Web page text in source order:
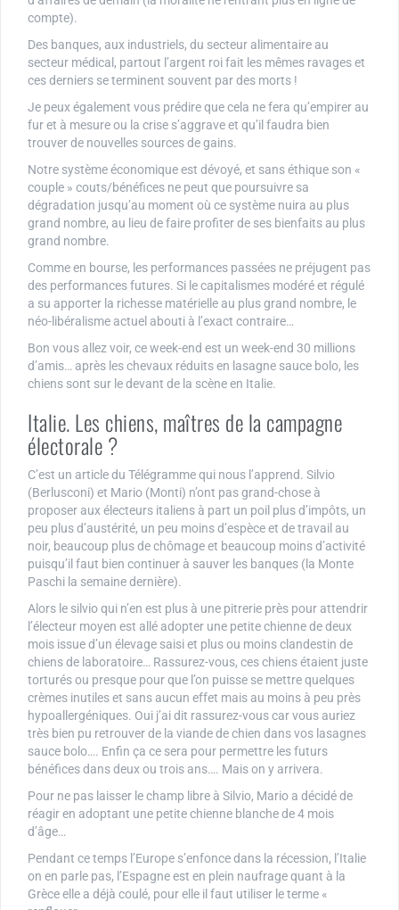
compte).
Des banques, aux industriels, du secteur alimentaire au
secteur médical, partout l’argent roi fait les mêmes ravages et
ces derniers se terminent souvent par des morts !
Je peux également vous prédire que cela ne fera qu’empirer au
fur et à mesure ou la crise s’aggrave et qu’il faudra bien
trouver de nouvelles sources de gains.
Notre système économique est dévoyé, et sans éthique son «
couple » couts/bénéfices ne peut que poursuivre sa
dégradation jusqu’au moment où ce système nuira au plus
grand nombre, au lieu de faire profiter de ses bienfaits au plus
grand nombre.
Comme en bourse, les performances passées ne préjugent pas
des performances futures. Si le capitalismes modéré et régulé
a su apporter la richesse matérielle au plus grand nombre, le
néo-libéralisme actuel abouti à l’exact contraire…
Bon vous allez voir, ce week-end est un week-end 30 millions
d’amis… après les chevaux réduits en lasagne sauce bolo, les
chiens sont sur le devant de la scène en Italie.
Italie. Les chiens, maîtres de la campagne
électorale ?
C’est un article du Télégramme qui nous l’apprend. Silvio
(Berlusconi) et Mario (Monti) n’ont pas grand-chose à
proposer aux électeurs italiens à part un poil plus d’impôts, un
peu plus d’austérité, un peu moins d’espèce et de travail au
noir, beaucoup plus de chômage et beaucoup moins d’activité
puisqu’il faut bien continuer à sauver les banques (la Monte
Paschi la semaine dernière).
Alors le silvio qui n’en est plus à une pitrerie près pour attendrir
l’électeur moyen est allé adopter une petite chienne de deux
mois issue d’un élevage saisi et plus ou moins clandestin de
chiens de laboratoire… Rassurez-vous, ces chiens étaient juste
torturés ou presque pour que l’on puisse se mettre quelques
crèmes inutiles et sans aucun effet mais au moins à peu près
hypoallergéniques. Oui j’ai dit rassurez-vous car vous auriez
très bien pu retrouver de la viande de chien dans vos lasagnes
sauce bolo…. Enfin ça ce sera pour permettre les futurs
bénéfices dans deux ou trois ans…. Mais on y arrivera.
Pour ne pas laisser le champ libre à Silvio, Mario a décidé de
réagir en adoptant une petite chienne blanche de 4 mois
d’âge…
Pendant ce temps l’Europe s’enfonce dans la récession, l’Italie
on en parle pas, l’Espagne est en plein naufrage quant à la
Grèce elle a déjà coulé, pour elle il faut utiliser le terme «